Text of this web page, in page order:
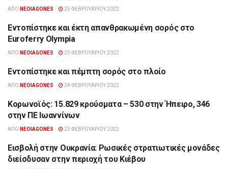
ΑΠΌ NEOIAGONES 25 ΦΕΒΡΟΥΑΡΊΟΥ 2022
ΕΠΙΚΑΙΡΌΤΗΤΑ
Εντοπίστηκε και έκτη απανθρακωμένη σορός στο
Euroferry Olympia
ΑΠΌ NEOIAGONES 25 ΦΕΒΡΟΥΑΡΊΟΥ 2022
ΕΠΙΚΑΙΡΌΤΗΤΑ
Εντοπίστηκε και πέμπτη σορός στο πλοίο
ΑΠΌ NEOIAGONES 24 ΦΕΒΡΟΥΑΡΊΟΥ 2022
ΕΠΙΚΑΙΡΌΤΗΤΑ
Κορωνοϊός: 15.829 κρούσματα – 530 στην Ήπειρο, 346
στην ΠΕ Ιωαννίνων
ΑΠΌ NEOIAGONES 25 ΦΕΒΡΟΥΑΡΊΟΥ 2022
ΕΠΙΚΑΙΡΌΤΗΤΑ
Εισβολή στην Ουκρανία: Ρωσικές στρατιωτικές μονάδες
διείσδυσαν στην περιοχή του Κιέβου